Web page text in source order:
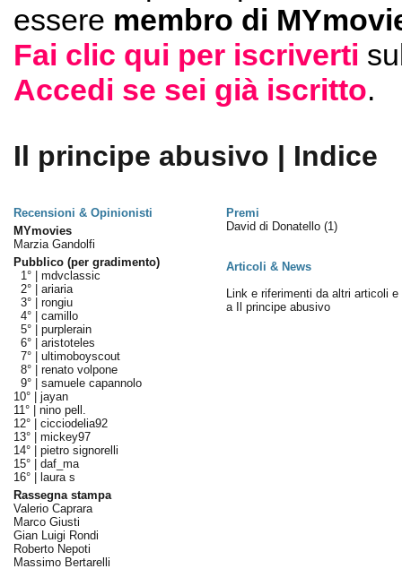
essere membro di
Fai clic qui per iscriverti
Accedi se sei già iscritto.
Il principe abusivo | Indice
Recensioni & Opinionisti
Premi
MYmovies
Marzia Gandolfi
Pubblico (per gradimento)
1° | mdvclassic
2° | ariaria
3° | rongiu
4° | camillo
5° | purplerain
6° | aristoteles
7° | ultimoboyscout
8° | renato volpone
9° | samuele capannolo
10° | jayan
11° | nino pell.
12° | cicciodelia92
13° | mickey97
14° | pietro signorelli
15° | daf_ma
16° |
laura s
Rassegna stampa
Valerio Caprara
Marco Giusti
Gian Luigi Rondi
Roberto Nepoti
Massimo Bertarelli
David di Donatello (1)
Articoli & News
Link e riferimenti da altri articoli e
a Il principe abusivo